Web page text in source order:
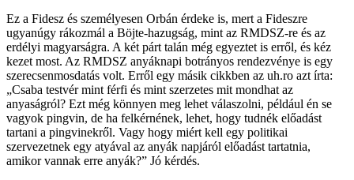
Ez a Fidesz és személyesen Orbán érdeke is, mert a Fideszre
ugyanúgy rákozmál a Böjte-hazugság, mint az RMDSZ-re és az
erdélyi magyarságra. A két párt talán még egyeztet is erről, és kéz
kezet most. Az RMDSZ anyáknapi botrányos rendezvénye is egy
szerecsenmosdatás volt. Erről egy másik cikkben az uh.ro azt írta:
„Csaba testvér mint férfi és mint szerzetes mit mondhat az
anyaságról? Ezt még könnyen meg lehet válaszolni, például én se
vagyok pingvin, de ha felkérnének, lehet, hogy tudnék előadást
tartani a pingvinekről. Vagy hogy miért kell egy politikai
szervezetnek egy atyával az anyák napjáról előadást tartatnia,
amikor vannak erre anyák?” Jó kérdés.